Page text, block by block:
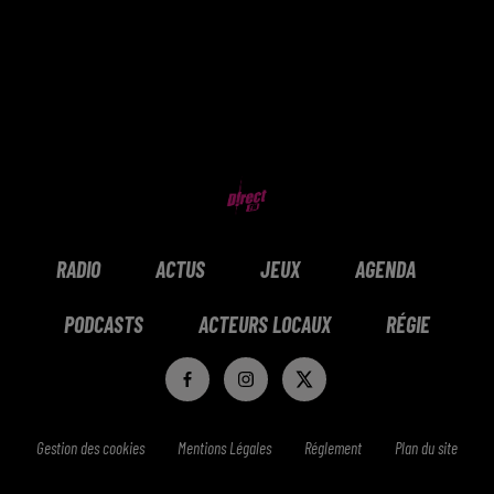
RADIO ACTUS JEUX AGENDA
PODCASTS ACTEURS LOCAUX RÉGIE
Gestion des cookies Mentions Légales Réglement Plan du site